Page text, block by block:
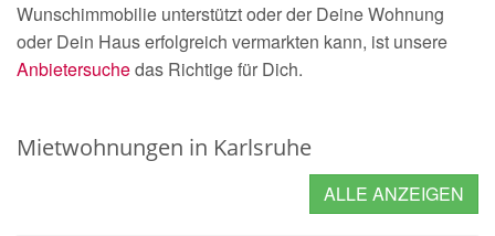
Wunschimmobilie unterstützt oder der Deine Wohnung
oder Dein Haus erfolgreich vermarkten kann, ist unsere
Anbietersuchedas Richtige für Dich.
Mietwohnungen in Karlsruhe
ALLE ANZEIGEN